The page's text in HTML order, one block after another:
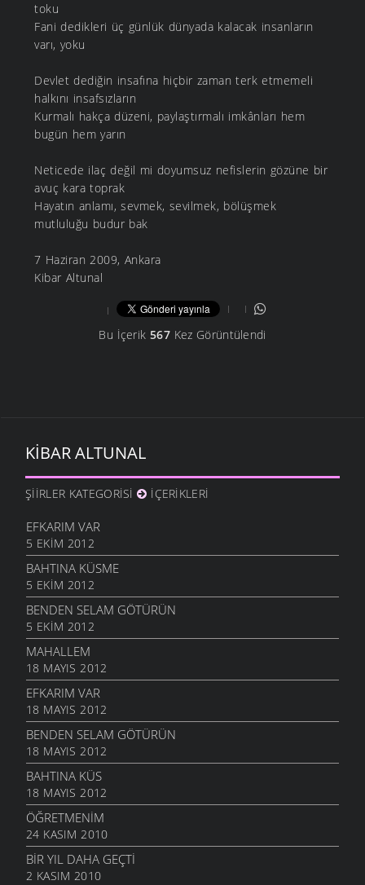
toku
Fani dedikleri üç günlük dünyada kalacak insanların
varı, yoku
Devlet dediğin insafına hiçbir zaman terk etmemeli
halkını insafsızların
Kurmalı hakça düzeni, paylaştırmalı imkânları hem
bugün hem yarın
Neticede ilaç değil mi doyumsuz nefislerin gözüne bir
avuç kara toprak
Hayatın anlamı, sevmek, sevilmek, bölüşmek
mutluluğu budur bak
7 Haziran 2009, Ankara
Kibar Altunal
Bu İçerik 567Kez Görüntülendi
KIBAR ALTUNAL
ŞIIRLER KATEGORISI İÇERIKLERI
EFKARIM VAR
5 EKIM 2012
BAHTINA KÜSME
5 EKIM 2012
BENDEN SELAM GÖTÜRÜN
5 EKIM 2012
MAHALLEM
18 MAYIS 2012
EFKARIM VAR
18 MAYIS 2012
BENDEN SELAM GÖTÜRÜN
18 MAYIS 2012
BAHTINA KÜS
18 MAYIS 2012
ÖĞRETMENIM
24 KASIM 2010
BIR YIL DAHA GEÇTI
2 KASIM 2010